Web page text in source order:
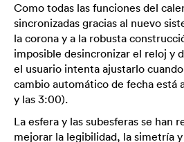
Como todas las funciones del
sincronizadas gracias al nuevo
la corona y a la robusta
imposible desincronizar el reloj y
el usuario intenta ajustarlo
cambio automático de fecha está
y las 3:00).
La esfera y las subesferas se han
mejorar la legibilidad, la simetría